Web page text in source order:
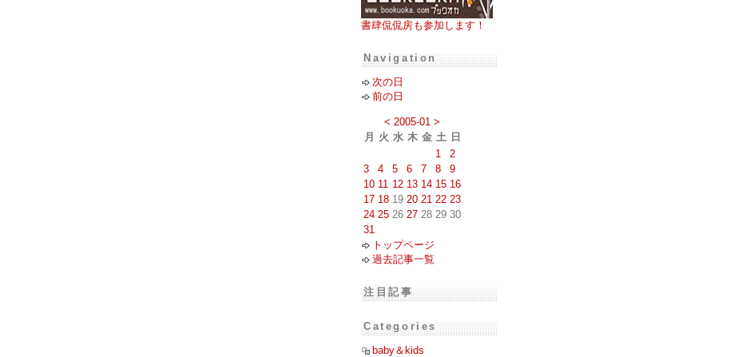
書肆侃侃房も参加します！
Navigation
次の日
前の日
< 2005-01 >
月
火 水 木 金 土 日
1
2
3
4 5 6 7 8
9
10 11 12 13 14 15 16
17 18 19 20 21 22 23
24 25 26 27 28 29 30
31
トップページ
過去記事一覧
注目記事
Categories
baby＆kids